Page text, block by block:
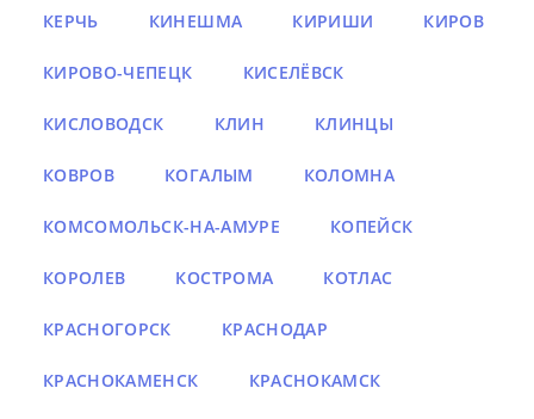
КЕРЧЬ КИНЕШМА КИРИШИ КИРОВ
КИРОВО-ЧЕПЕЦК КИСЕЛЁВСК
КИСЛОВОДСК КЛИН КЛИНЦЫ
КОВРОВ КОГАЛЫМ КОЛОМНА
КОМСОМОЛЬСК-НА-АМУРЕ КОПЕЙСК
КОРОЛЕВ КОСТРОМА КОТЛАС
КРАСНОГОРСК КРАСНОДАР
КРАСНОКАМЕНСК КРАСНОКАМСК